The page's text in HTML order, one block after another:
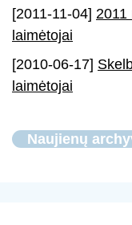
[2011-11-04] 2011
laimėtojai
[2010-06-17]
laimėtojai
Naujienų